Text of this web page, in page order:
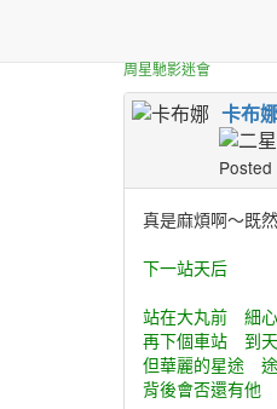
周星馳影迷會
卡布
真是麻煩啊～既
下一站天后
站在大丸前 細
再下個車站 到
但華麗的星途
背後會否還有他